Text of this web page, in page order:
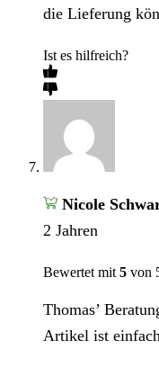
die Lieferung
Ist es hilfreich?
Nicole
2 Jahren
Bewertet mit 5 von
Thomas’
Artikel ist